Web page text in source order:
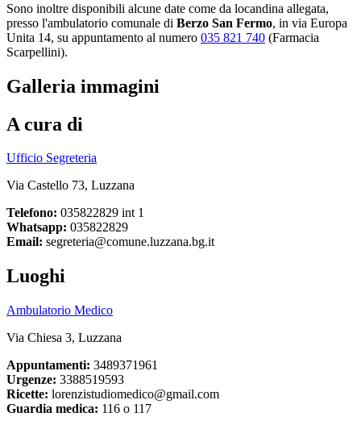
Sono inoltre disponibili alcune date come da locandina allegata,
presso l'ambulatorio comunale di Berzo San Fermo, in via Europa
Unita 14, su appuntamento al numero 035 821 740 (Farmacia
Scarpellini).
Galleria immagini
A cura di
Ufficio Segreteria
Via Castello 73, Luzzana
Telefono: 035822829 int 1
Whatsapp: 035822829
Email: segreteria@comune.luzzana.bg.it
Luoghi
Ambulatorio Medico
Via Chiesa 3, Luzzana
Appuntamenti: 3489371961
Urgenze: 3388519593
Ricette: lorenzistudiomedico@gmail.com
Guardia medica: 116 o 117